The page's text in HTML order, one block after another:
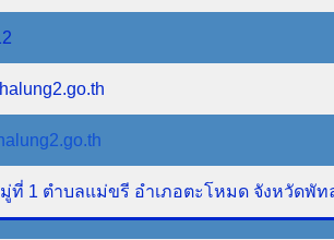
ที่ 1 ตำบลแม่ขรี อำเภอตะโหมด จังหวัดพัท